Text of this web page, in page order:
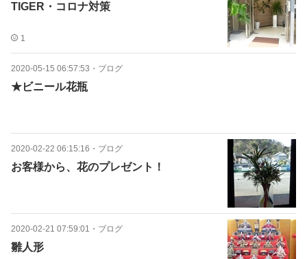
TIGER・コロナ対策
1
2020-05-15 06:57:53 ・ ブログ
★ビニール花瓶
2020-02-22 06:15:16 ・ ブログ
お客様から、花のプレゼント！
2020-02-21 07:59:01 ・ ブログ
雛人形